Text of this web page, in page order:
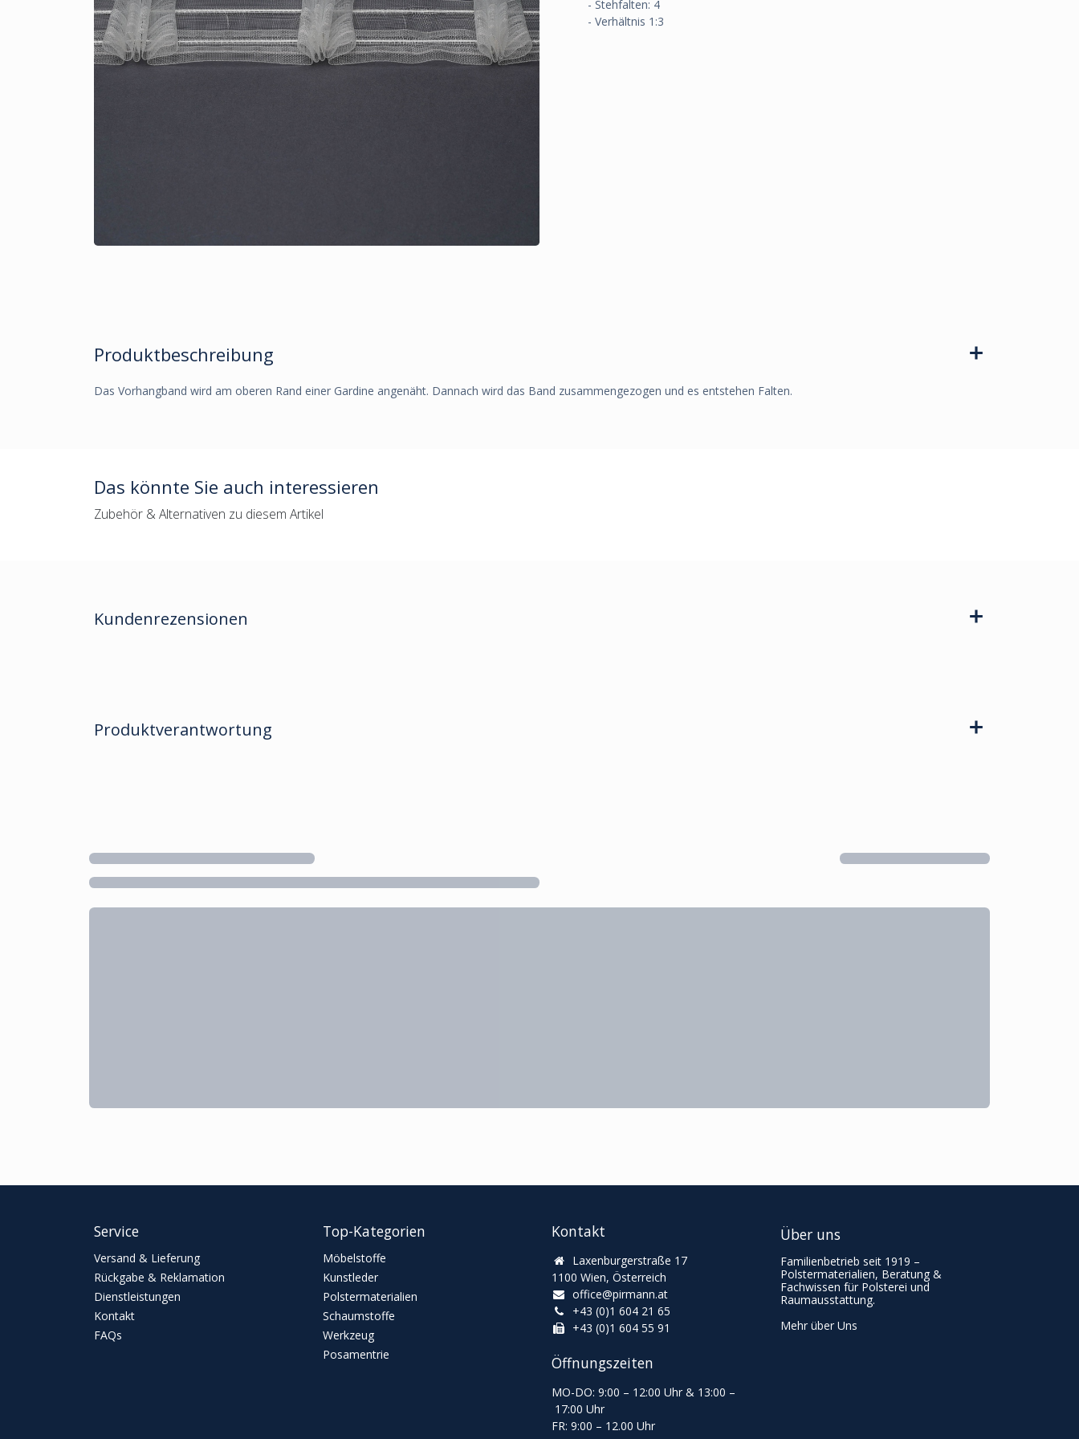
- Stehfalten: 4
- Verhältnis 1:3
Produktbeschreibung
Das Vorhangband wird am oberen Rand einer Gardine angenäht. Dannach wird das Band zusammengezogen und es entstehen Falten.
Das könnte Sie auch interessieren
Zubehör & Alternativen zu diesem Artikel
Kundenrezensionen
Produktverantwortung
Service
Versand & Lieferung
Rückgabe & Reklamation
Dienstleistungen
Kontakt
FAQs
Top-Kategorien
Möbelstoffe
Kunstleder
Polstermaterialien
Schaumstoffe
Werkzeug
Posamentrie
Kontakt
Laxenburgerstraße 17
1100 Wien, Österreich
office@pirmann.at
+43 (0)1 604 21 65
+43 (0)1 604 55 91
Öffnungszeiten
MO-DO: 9:00 – 12:00 Uhr & 13:00 –
17:00 Uhr
FR: 9:00 – 12.00 Uhr
Über uns
Familienbetrieb seit 1919 –
Polstermaterialien, Beratung &
Fachwissen für Polsterei und
Raumausstattung.
Mehr über Uns